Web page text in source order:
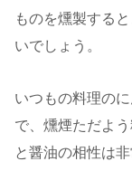
ものを燻製する
いでしょう。
いつもの料理の
で、燻煙ただよ
と醤油の相性は